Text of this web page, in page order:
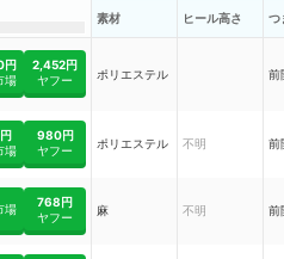
素材
ヒール高さ つ
円
場
2,452円
ヤフー
ポリエステル 前
場
980円
ヤフー
ポリエステル 不明 前
場
768円
ヤフー
麻 不明 前